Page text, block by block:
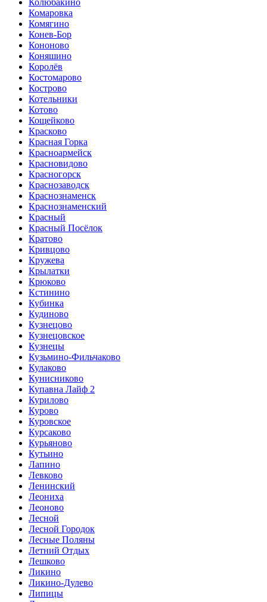
Колюбакино
Комаровка
Комягино
Конев-Бор
Кононово
Коняшино
Королёв
Костомарово
Кострово
Котельники
Котово
Кощейково
Красково
Красная Горка
Красноармейск
Красновидово
Красногорск
Краснозаводск
Краснознаменск
Краснознаменский
Красный
Красный Посёлок
Кратово
Кривцово
Кружева
Крылатки
Крюково
Кстинино
Кубинка
Кудиново
Кузнецово
Кузнецовское
Кузнецы
Кузьмино-Фильчаково
Кулаково
Кунисниково
Купавна Лайф 2
Курилово
Курово
Куровское
Курсаково
Курьяново
Кутьино
Лапино
Левково
Ленинский
Леониха
Леоново
Лесной
Лесной Городок
Лесные Поляны
Летний Отдых
Лешково
Ликино
Ликино-Дулево
Липицы